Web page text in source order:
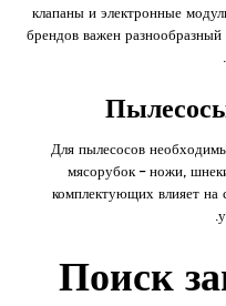
клапаны и электронные
брендов важен
Для пылесосов
мясорубок – ножи,
комплектующих влияет на
Поиск